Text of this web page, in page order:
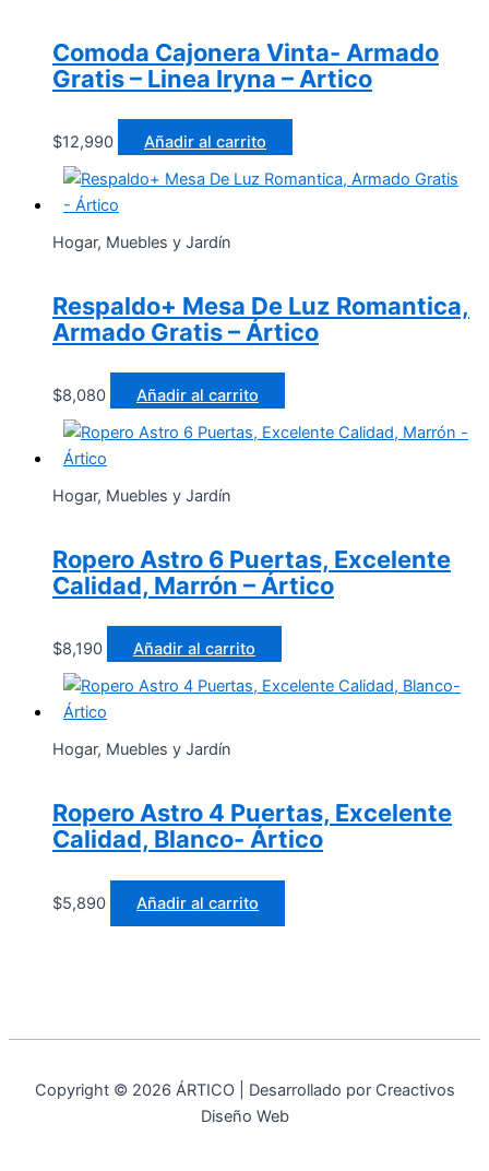
Comoda Cajonera Vinta- Armado
Gratis – Linea Iryna – Artico
$12,990 Añadir al carrito
Hogar, Muebles y Jardín
Respaldo+ Mesa De Luz Romantica,
Armado Gratis – Ártico
$8,080 Añadir al carrito
Hogar, Muebles y Jardín
Ropero Astro 6 Puertas, Excelente
Calidad, Marrón – Ártico
$8,190 Añadir al carrito
Hogar, Muebles y Jardín
Ropero Astro 4 Puertas, Excelente
Calidad, Blanco- Ártico
$5,890 Añadir al carrito
Copyright © 2026 ÁRTICO | Desarrollado por Creactivos
Diseño Web